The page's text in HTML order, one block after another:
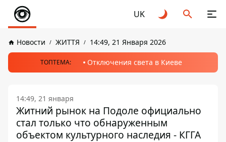
UK
Новости ЖИТТЯ 14:49, 21 Января 2026
ТОПТЕМА: Отключения света в Киеве
14:49, 21 января
Житний рынок на Подоле официально
стал только что обнаруженным
объектом культурного наследия - КГГА